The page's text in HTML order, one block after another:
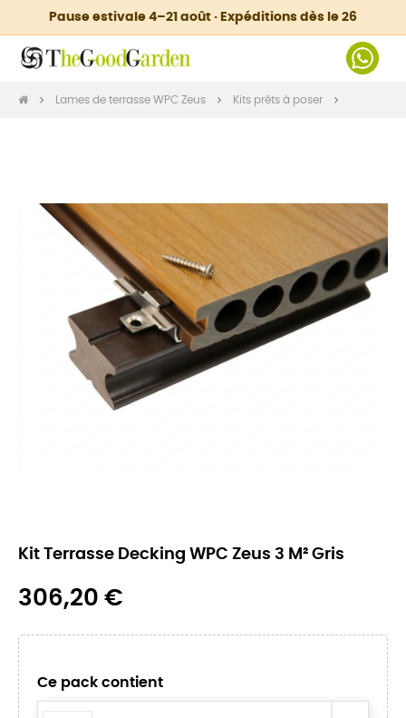
Pause estivale 4–21 août · Expéditions dès le 26
Lames de terrasse WPC Zeus Kits prêts à poser
Kit Terrasse Decking WPC Zeus 3 M² Gris
306,20 €
Ce pack contient